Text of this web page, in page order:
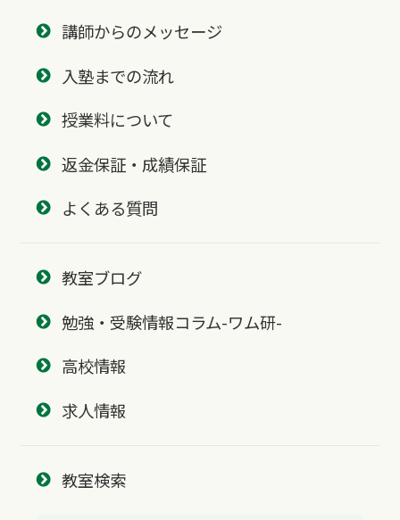
講師からのメッセージ
入塾までの流れ
授業料について
返金保証・成績保証
よくある質問
教室ブログ
勉強・受験情報コラム-ワム研-
高校情報
求人情報
教室検索